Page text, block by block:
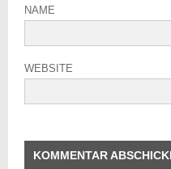
NAME
WEBSITE